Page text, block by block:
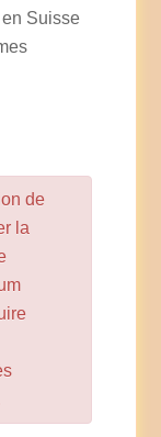
en Suisse
de
la